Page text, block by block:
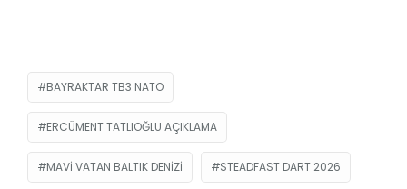
BAYRAKTAR TB3 NATO
ERCÜMENT TATLIOĞLU AÇIKLAMA
MAVI VATAN BALTIK DENIZI STEADFAST DART 2026